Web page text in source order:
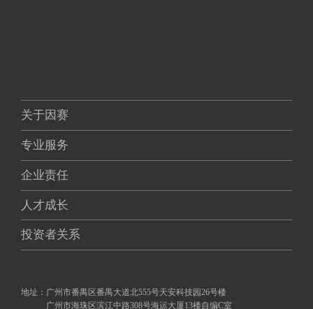
关于因赛
专业服务
企业责任
人才成长
投资者关系
地址： 广州市番禺区番禺大道北555号天安科技园26号楼
广州市海珠区滨江中路308号海运大厦13楼自编C室